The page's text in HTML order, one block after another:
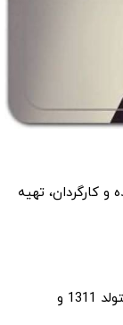
و کارگردان، تهیه
علی آزاد (به انگلیسی: Ali Azad) هنرمند ایرانی، متولد 1311 و